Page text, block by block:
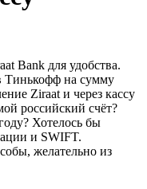
Bank для удобства.
Тинькофф на сумму
Ziraat и через кассу
российский счёт?
Хотелось бы
и SWIFT.
желательно из